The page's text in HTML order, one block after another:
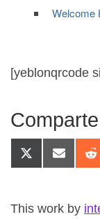
Welcome
[yeblonqrcode
Compartir
This work by